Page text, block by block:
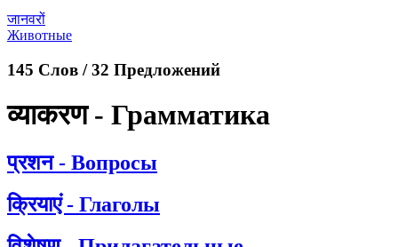
जानवरों
Животные
145 Слов / 32 Предложений
व्याकरण - Грамматика
प्रशन - Вопросы
क्रियाएं - Глаголы